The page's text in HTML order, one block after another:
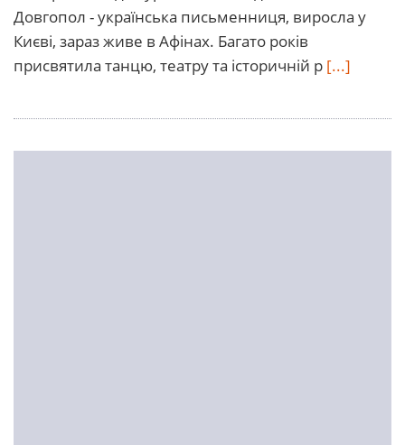
Довгопол - українська письменниця, виросла у
Києві, зараз живе в Афінах. Багато років
присвятила танцю, театру та історичній р [...]